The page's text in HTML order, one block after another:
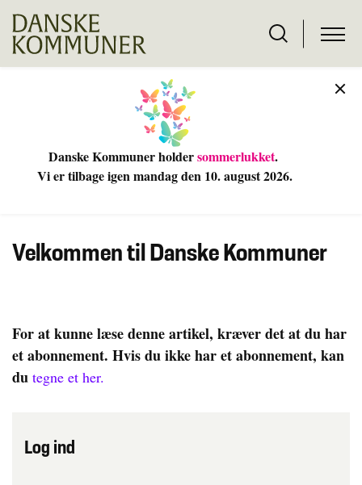
Danske Kommuner holdersommerlukket.
Vi er tilbage igen mandag den 10. august 2026.
Velkommen til Danske Kommuner
For at kunne læse denne artikel, kræver det at du har
et abonnement. Hvis du ikke har et abonnement, kan
du tegne et her.
Log ind